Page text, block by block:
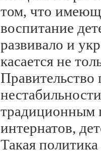
том, что
воспитание
развивало и
касается не
Правительство
традиционным
интернатов,
Такая